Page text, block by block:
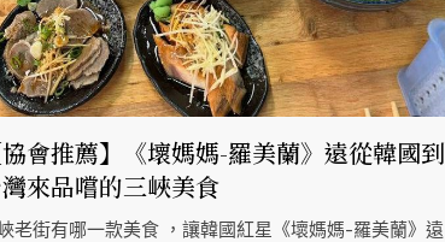
協會推薦】《壞媽媽-羅美蘭》遠從韓國到
來品嚐的三峽美食
老街有哪一款美食 ，讓韓國紅星《壞媽媽-羅美蘭》遠